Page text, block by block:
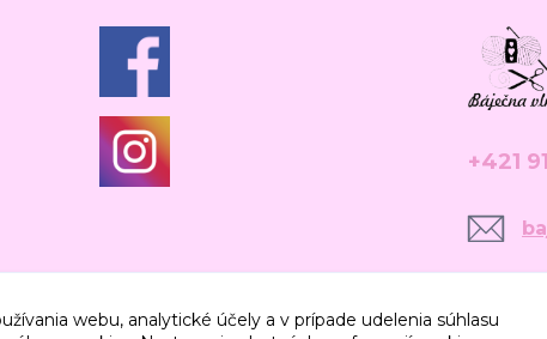
+421
webu, analytické účely a v prípade udelenia súhlasu